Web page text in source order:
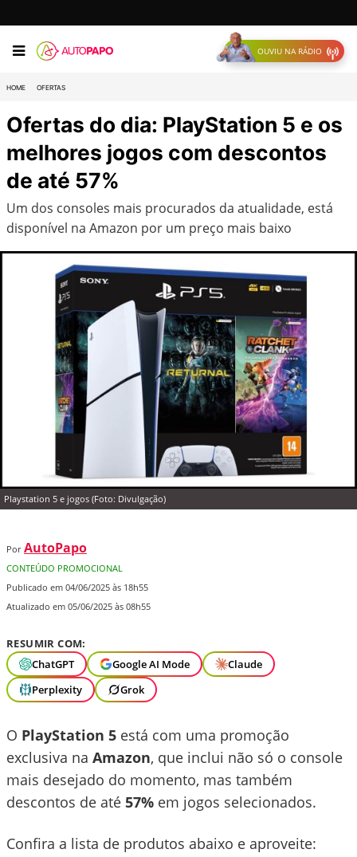
OUVIU NA RÁDIO
HOME OFERTAS
Ofertas do dia: PlayStation 5 e os
melhores jogos com descontos
de até 57%
Um dos consoles mais procurados da atualidade, está
disponível na Amazon por um preço mais baixo
Playstation 5 e jogos (Foto: Divulgação)
Por AutoPapo
CONTEÚDO PROMOCIONAL
Publicado em 04/06/2025 às 18h55
Atualizado em 05/06/2025 às 08h55
RESUMIR COM:
ChatGPT
Google AI Mode
Claude
Perplexity
Grok
O PlayStation 5 está com uma promoção
exclusiva na Amazon, que inclui não só o console
mais desejado do momento, mas também
descontos de até 57% em jogos selecionados.
Confira a lista de produtos abaixo e aproveite: